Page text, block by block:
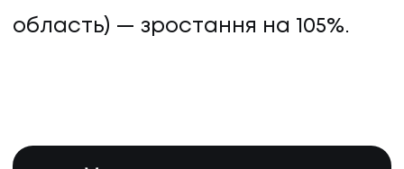
область) — зростання на 105%.